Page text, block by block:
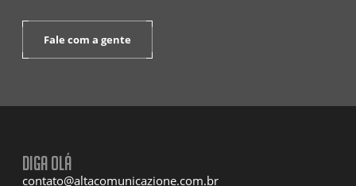
Fale com a gente
Diga olá
contato@altacomunicazione.com.br